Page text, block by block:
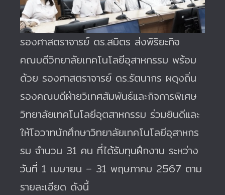
รองศาสตราจารย์ ดร.สมิตร ส่งพิริยะกิจ
คณบดีวิทยาลัยเทคโนโลยีอุสาหกรรม พร้อม
ด้วย รองศาสตราจารย์ ดร.รัตนากร ผดุงถิ่น
รองคณบดีฝ่ายวิเทศสัมพันธ์และกิจการพิเศษ
วิทยาลัยเทคโนโลยีอุตสาหกรรม ร่วมยินดีและ
ให้โอวาทนักศึกษาวิทยาลัยเทคโนโลยีอุสาหกร
รม จำนวน 31 คน ที่ได้รับทุนฝึกงาน ระหว่าง
วันที่ 1 เมษายน – 31 พฤษภาคม 2567 ตาม
รายละเอียด ดังนี้